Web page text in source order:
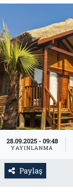
28.09.2025 - 09:48
YAYINLANMA
Paylaş
Künye